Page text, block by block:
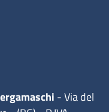
- Via del